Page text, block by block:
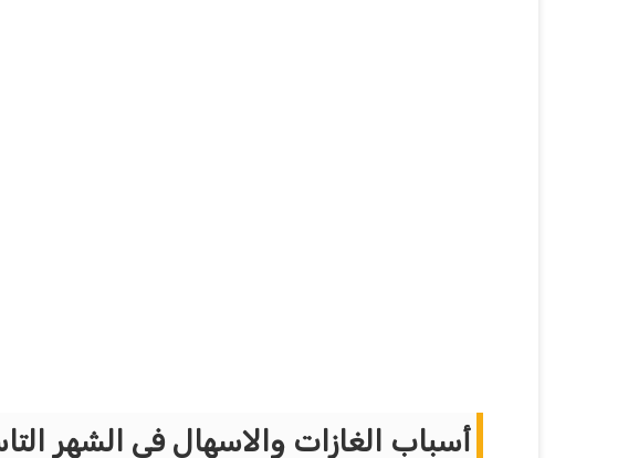
أسباب الغازات والاسهال في الشهر